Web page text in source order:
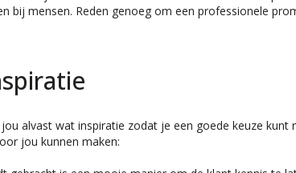
bij mensen. Reden genoeg om een professionele
alvast wat inspiratie zodat je een goede keuze kunt
jou kunnen maken: